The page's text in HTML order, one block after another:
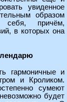
увиденное
образом
себя, причём,
в которых она
гармоничные и
и Кроликом.
сумеют
будет